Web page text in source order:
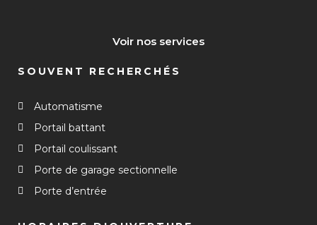
Voir nos services
SOUVENT RECHERCHÉS
Automatisme
Portail battant
Portail coulissant
Porte de garage sectionnelle
Porte d’entrée